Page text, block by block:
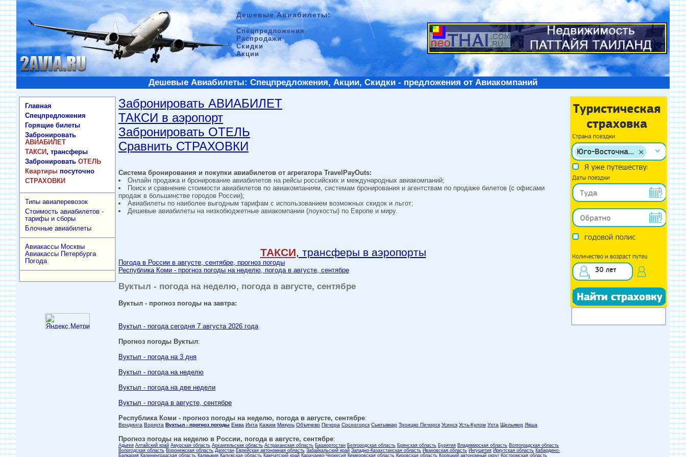
Дешевые Авиабилеты:
Спецпредложения
Распродажи
Скидки
Акции
Дешевые Авиабилеты: Спецпредложения, Акции, Скидки - предложения от Авиакомпаний
Главная
Спецпредложения
Горящие билеты
Забронировать
АВИАБИЛЕТ
ТАКСИ, трансферы
Забронировать ОТЕЛЬ
Квартиры посуточно
СТРАХОВКИ
Типы авиаперевозок
Стоимость авиабилетов -
тарифы и сборы
Блочные авиабилеты
Авиакассы Москвы
Авиакассы Петербурга
Погода
Забронировать АВИАБИЛЕТ
ТАКСИ в аэропорт
Забронировать ОТЕЛЬ
Сравнить СТРАХОВКИ
Система бронирования и покупки авиабилетов от агрегатора TravelPayOuts:
Онлайн продажа и бронирование авиабилетов на рейсы российских и международных авиакомпаний;
Поиск и сравнение стоимости авиабилетов по авиакомпаниям, системам бронирования и агентствам по продаже билетов (с офисами
продаж в большинстве городов России);
Авиабилеты по наиболее выгодным тарифам с использованием возможных скидок и льгот;
Дешевые авиабилеты на низкобюджетные авиакомпании (лоукосты) по Европе и миру.
ТАКСИ, трансферы в аэропорты
Погода в России в августе, сентябре, прогноз погоды
Республика Коми - прогноз погоды на неделю, погода в августе, сентябре
Вуктыл - погода на неделю, погода в августе, сентябре
Вуктыл - прогноз погоды на завтра:
Вуктыл - погода сегодня 7 августа 2026 года
Прогноз погоды Вуктыл:
Вуктыл - погода на 3 дня
Вуктыл - погода на неделю
Вуктыл - погода на две недели
Вуктыл - погода в августе, сентябре
Республика Коми - прогноз погоды на неделю, погода в августе, сентябре:
Вендинга Воркута Вуктыл - прогноз погоды Емва Инта Кажим Микунь Объячево Печора Сосногорск Сыктывкар Троицко Печорск Усинск Усть-Кулом Ухта Щельяюр Якша
Прогноз погоды на неделю в России, погода в августе, сентябре:
Адыгея Алтайский край Амурская область Архангельская область Астраханская область Башкортостан Белгородская область Брянская область Бурятия Владимирская область Волгоградская область
Вологодская область Воронежская область Дагестан Еврейская автономная область Забайкальский край Западно-Казахстанская область Ивановская область Ингушетия Иркутская область Кабардино-
Балкария Калининградская область Калмыкия Калужская область Камчатский край Карачаево-Черкесия Кемеровская область Кировская область Коряцкий автономный округ Костромская область